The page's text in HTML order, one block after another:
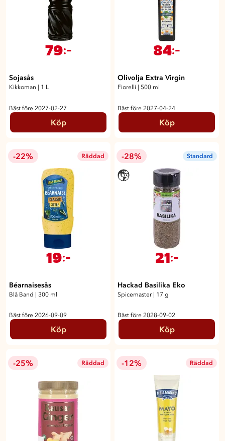
79:-
Sojasås
Kikkoman 1 L
Bäst före 2027-02-27
Köp
84:-
Olivolja Extra Virgin
Fiorelli 500 ml
Bäst före 2027-04-24
Köp
-22% Räddad
19:-
Béarnaisesås
Blå Band | 300 ml
Bäst före 2026-09-09
Köp
-28% Standard
21:-
Hackad Basilika Eko
Spicemaster | 17 g
Bäst före 2028-09-02
Köp
-25% Räddad -12% Räddad